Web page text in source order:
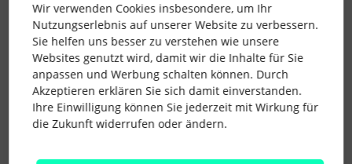
ein Kind bekommt oder bei uns startet und bereits ein
Kind/Kinder hat.
Laut unserem HR Team hatten wir den Fall, dass wir das
Gehalt hätten kürzen müssen, jedoch noch nie:
Unsere Eltern haben das dann in der Vergangenheit eher über
Home Office geregelt und eben nur das nötigste gearbeitet. Wir
haben bei uns Vertrauensarbeitszeit und damit ist das ja ein
auch oft genug mehr, d.h. in solchen Situationen versuchen wir
Wir verwenden Cookies insbesondere, um Ihr
Nutzungserlebnis auf unserer Website zu verbessern.
Sie helfen uns besser zu verstehen wie unsere
Websites genutzt wird, damit wir die Inhalte für Sie
anpassen und Werbung schalten können. Durch
Akzeptieren erklären Sie sich damit einverstanden.
Ihre Einwilligung können Sie jederzeit mit Wirkung für
die Zukunft widerrufen oder ändern.